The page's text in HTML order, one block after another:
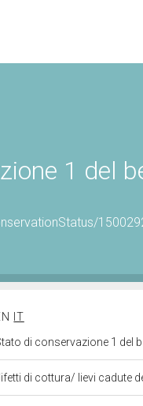
1 del
IT
di conservazione 1 del
di cottura/ lievi cadute